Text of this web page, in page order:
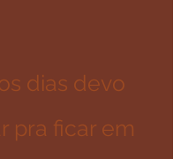
dias devo
pra ficar em